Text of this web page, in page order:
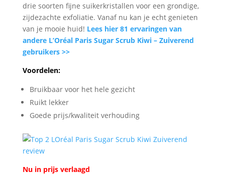
drie soorten fijne suikerkristallen voor een grondige,
zijdezachte exfoliatie. Vanaf nu kan je echt genieten
van je mooie huid! Lees hier 81 ervaringen van
andere L’Oréal Paris Sugar Scrub Kiwi – Zuiverend
gebruikers >>
Voordelen:
Bruikbaar voor het hele gezicht
Ruikt lekker
Goede prijs/kwaliteit verhouding
Nu in prijs verlaagd